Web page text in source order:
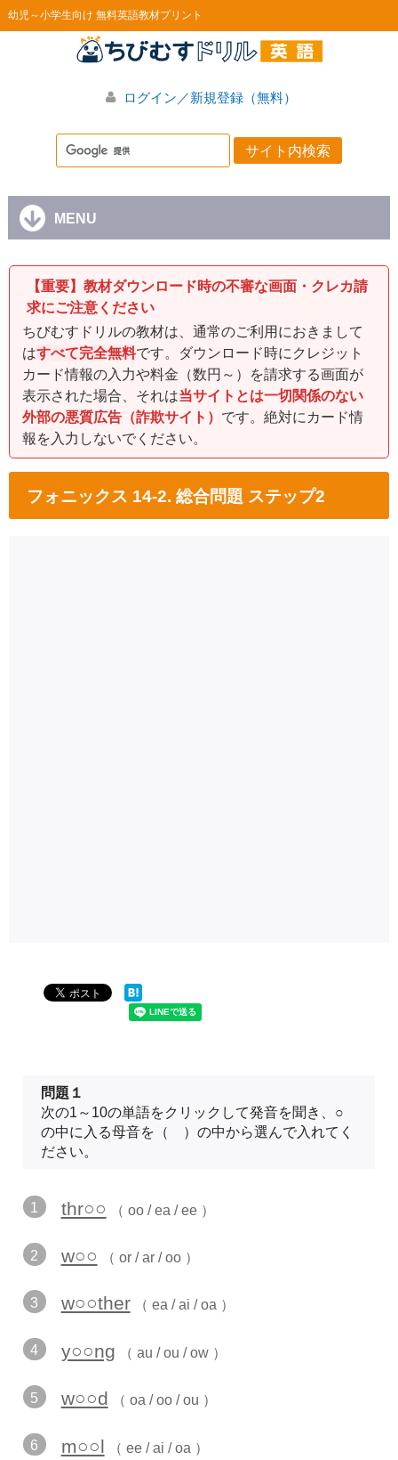
幼児～小学生向け 無料英語教材プリント
ログイン／新規登録（無料）
MENU
【重要】教材ダウンロード時の不審な画面・クレカ請
求にご注意ください
ちびむすドリルの教材は、通常のご利用におきまして
はすべて完全無料です。ダウンロード時にクレジット
カード情報の入力や料金（数円～）を請求する画面が
表示された場合、それは当サイトとは一切関係のない
外部の悪質広告（詐欺サイト） です。絶対にカード情
報を入力しないでください。
フォニックス 14-2. 総合問題 ステップ2
問題１
次の1～10の単語をクリックして発音を聞き、○
の中に入る母音を（ ）の中から選んで入れてく
ださい。
1 thr○○ （ oo / ea / ee ）
2 w○○ （ or / ar / oo ）
3 w○○ther （ ea / ai / oa ）
4 y○○ng （ au / ou / ow ）
5 w○○d （ oa / oo / ou ）
6 m○○l （ ee / ai / oa ）